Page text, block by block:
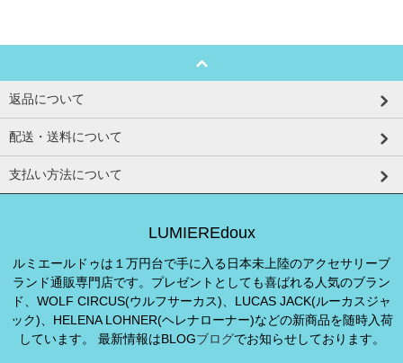
返品について
配送・送料について
支払い方法について
LUMIEREdoux
ルミエールドゥは１万円台で手に入る日本未上陸のアクセサリーブ
ランド通販専門店です。プレゼントとしても喜ばれる人気のブラン
ド、WOLF CIRCUS(ウルフサーカス)、LUCAS JACK(ルーカスジャ
ック)、HELENA LOHNER(ヘレナローナー)などの新商品を随時入荷
しています。 最新情報はBLOGブログでお知らせしております。